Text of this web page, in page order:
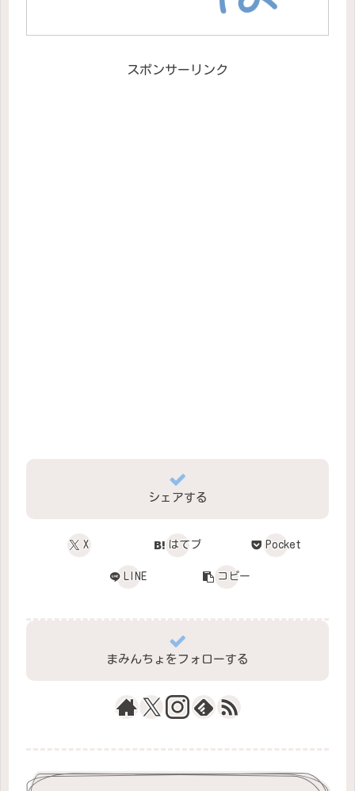
スポンサーリンク
シェアする
X はてブ Pocket
LINE コピー
まみんちょをフォローする